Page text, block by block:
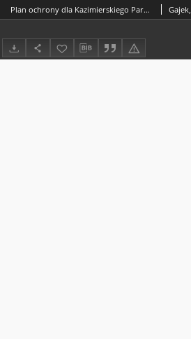
Plan ochrony dla Kazimierskiego Parku Krajobrazowego. Operat ochrony zasobów abiotycznych i gleb